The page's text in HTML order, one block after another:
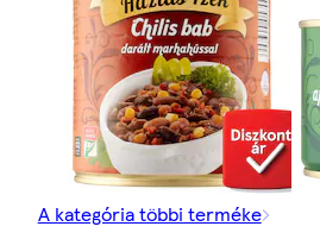
A kategória többi terméke